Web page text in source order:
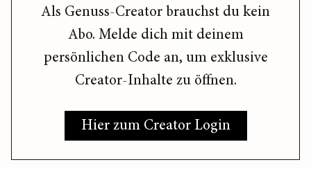
Als Genuss-Creator brauchst du kein
Abo. Melde dich mit deinem
persönlichen Code an, um exklusive
Creator-Inhalte zu öffnen.
Hier zum Creator Login